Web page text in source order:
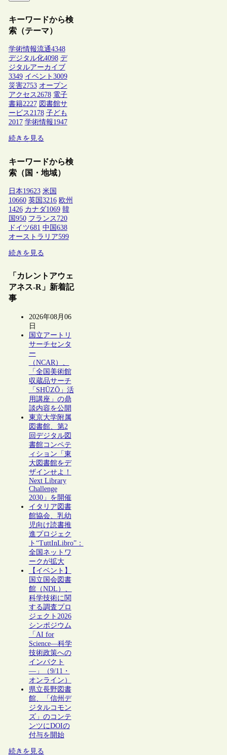
キーワードから検
索（テーマ）
学術情報流通4348
デジタル化4098 デ
ジタルアーカイブ
3349 イベント 3009
災害2753 オープン
アクセス2678 電子
書籍2227 図書館サ
ービス2178 子ども
2017 学術情報1947
続きを見る
キーワードから検
索（国・地域）
日本19623 米国
10660 英国 3216 欧州
1426 カナダ1069 韓
国 950 フランス 720
ドイツ681 中国 638
オーストラリア599
続きを見る
「カレントアウェ
アネス-R」新着記
事
2026年08月06
日
国立アートリ
サーチセンタ
ー
（NCAR）、
「全国美術館
収蔵品サーチ
「SHŪZŌ」活
用講座」の鼎
談内容を公開
東京大学附属
図書館、第2
回デジタル図
書館コンペテ
ィション「東
大図書館をデ
ザインせよ！
Next Library
Challenge
2030」を開催
イタリア図書
館協会、乳幼
児向け読書推
進プロジェク
ト“TuttInLibro”：
全国ネットワ
ークが拡大
【イベント】
国立国会図書
館（NDL）、
科学技術に関
する調査プロ
ジェクト2026
シンポジウム
「AI for
Science―科学
技術政策への
インパクト
―」（9/11・
オンライン）
県立長野図書
館、「信州デ
ジタルコモン
ズ」のコンテ
ンツにDOIの
付与を開始
続きを見る